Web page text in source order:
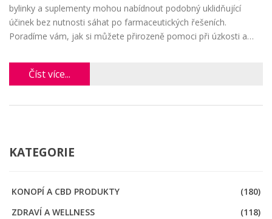
bylinky a suplementy mohou nabídnout podobný uklidňující
účinek bez nutnosti sáhat po farmaceutických řešeních.
Poradíme vám, jak si můžete přirozeně pomoci při úzkosti a
Pokusíme se nabídnout užitečné rady, jak zvládat nepříjemné
pocity pomocí přírodních prostředků.
Číst více...
KATEGORIE
KONOPÍ A CBD PRODUKTY
(180)
ZDRAVÍ A WELLNESS
(118)